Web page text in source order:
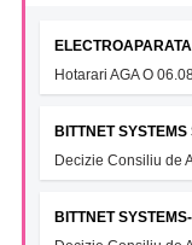
Hotarari AGA O
BITTNET
Decizie Consiliu de
BITTNET